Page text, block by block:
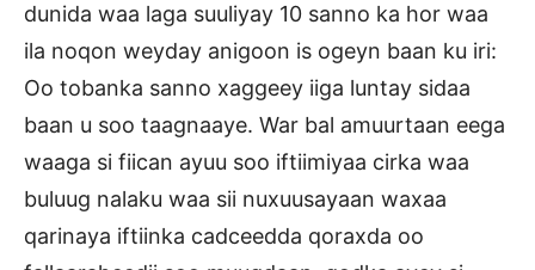
dunida waa laga suuliyay 10 sanno ka hor waa
ila noqon weyday anigoon is ogeyn baan ku iri:
Oo tobanka sanno xaggeey iiga luntay sidaa
baan u soo taagnaaye. War bal amuurtaan eega
waaga si fiican ayuu soo iftiimiyaa cirka waa
buluug nalaku waa sii nuxuusayaan waxaa
qarinaya iftiinka cadceedda qoraxda oo